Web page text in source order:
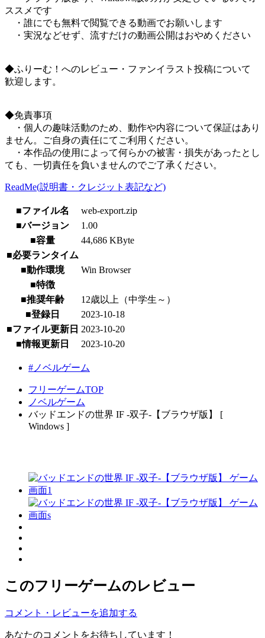
ススメです
・誰にでも無料で閲覧できる動画でお願いします
・実況などせず、流すだけの動画公開はおやめください
◆ふりーむ！へのレビュー・ファンイラスト投稿について
歓迎します。
◆免責事項
・個人の趣味活動のため、動作や内容について保証はあり
ません。ご自身の責任にてご利用ください。
・本作品の使用によって何らかの被害・損失があったとし
ても、一切責任を負いませんのでご了承ください。
ReadMe(説明書・クレジット表記など)
■ファイル名
web-export.zip
■バージョン
1.00
■容量
44,686 KByte
■必要ランタイム
■動作環境
Win Browser
■特徴
■推奨年齢
12歳以上（中学生～）
■登録日
2023-10-18
■ファイル更新日 2023-10-20
■情報更新日
2023-10-20
#ノベルゲーム
フリーゲームTOP
ノベルゲーム
バッドエンドの世界 IF -双子-【ブラウザ版】 [
Windows ]
このフリーゲームのレビュー
コメント・レビューを追加する
あなたのコメントをお待ちしています！